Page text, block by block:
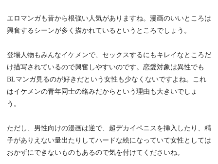
エロマンガも昔から根強い人気がありますね。漫画のいいところは
興奮するシーンが多く描かれているというところでしょう。
登場人物もみんなイケメンで、セックスするにもキレイなところだ
け描写されているので興奮しやすいのです。恋愛対象は異性でも
BLマンガ見るのが好きだという女性も少なくないですよね。これ
はイケメンの青年同士の絡みだからという理由も大きいでしょ
う。
ただし、男性向けの漫画は逆で、超デカイペニスを挿入したり、精
子がありえない量出たりしてハードな絵になっていて女性としては
おかずにできないものもあるので気を付けてくださいね。